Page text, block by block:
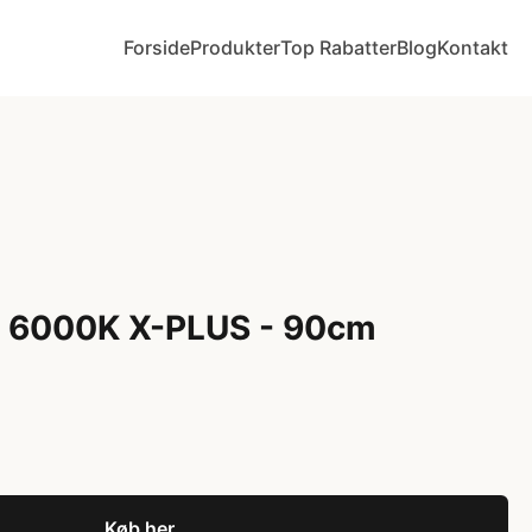
ForsideProdukterTop RabatterBlogKontakt
X-PLUS - 90cm